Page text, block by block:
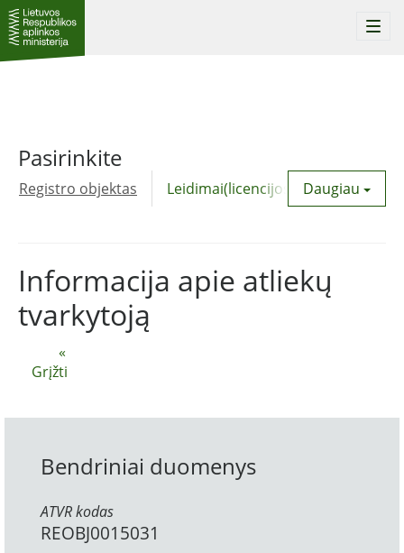
Pasirinkite
Registro objektas Leidimai(licencijos) Daugiau
«
Grįžti
Informacija apie atliekų
tvarkytoją
Bendriniai duomenys
ATVR kodas
REOBJ0015031